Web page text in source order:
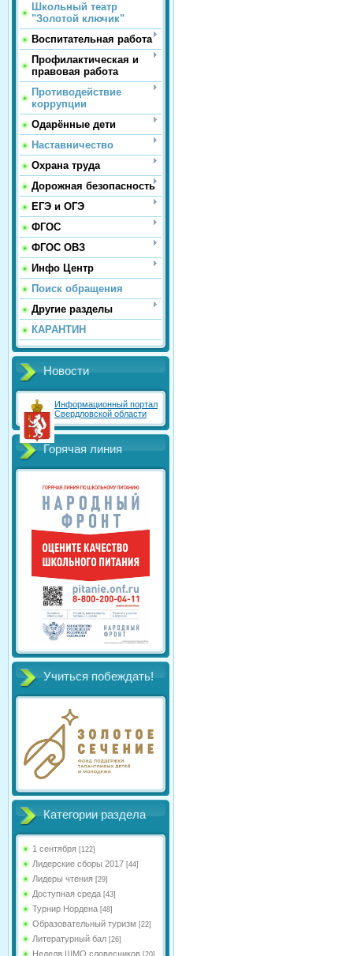
Школьный театр
"Золотой ключик"
Воспитательная работа
Профилактическая и
правовая работа
Противодействие
коррупции
Одарённые дети
Наставничество
Охрана труда
Дорожная безопасность
ЕГЭ и ОГЭ
ФГОС
ФГОС ОВЗ
Инфо Центр
Поиск обращения
Другие разделы
КАРАНТИН
Новости
Информационный портал
Свердловской области
Горячая линия
Учиться побеждать!
Категории раздела
1 сентября [122]
Лидерские сборы 2017 [44]
Лидеры чтения [29]
Доступная среда [43]
Турнир Нордена [48]
Образовательный туризм [22]
Литературный бал [26]
Неделя ШМО словесников [20]